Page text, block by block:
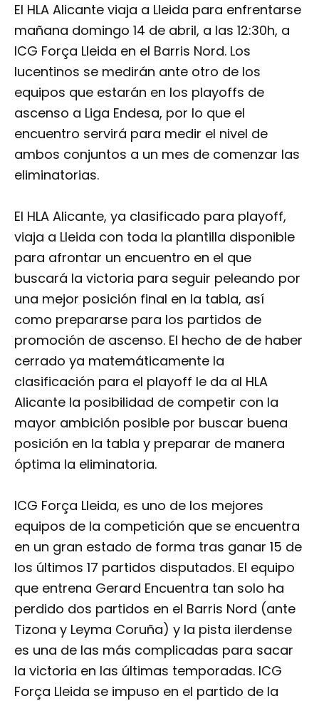
El HLA Alicante viaja a Lleida para enfrentarse
mañana domingo 14 de abril, a las 12:30h, a
ICG Força Lleida en el Barris Nord. Los
lucentinos se medirán ante otro de los
equipos que estarán en los playoffs de
ascenso a Liga Endesa, por lo que el
encuentro servirá para medir el nivel de
ambos conjuntos a un mes de comenzar las
eliminatorias.
El HLA Alicante, ya clasificado para playoff,
viaja a Lleida con toda la plantilla disponible
para afrontar un encuentro en el que
buscará la victoria para seguir peleando por
una mejor posición final en la tabla, así
como prepararse para los partidos de
promoción de ascenso. El hecho de de haber
cerrado ya matemáticamente la
clasificación para el playoff le da al HLA
Alicante la posibilidad de competir con la
mayor ambición posible por buscar buena
posición en la tabla y preparar de manera
óptima la eliminatoria.
ICG Força Lleida, es uno de los mejores
equipos de la competición que se encuentra
en un gran estado de forma tras ganar 15 de
los últimos 17 partidos disputados. El equipo
que entrena Gerard Encuentra tan solo ha
perdido dos partidos en el Barris Nord (ante
Tizona y Leyma Coruña) y la pista ilerdense
es una de las más complicadas para sacar
la victoria en las últimas temporadas. ICG
Força Lleida se impuso en el partido de la